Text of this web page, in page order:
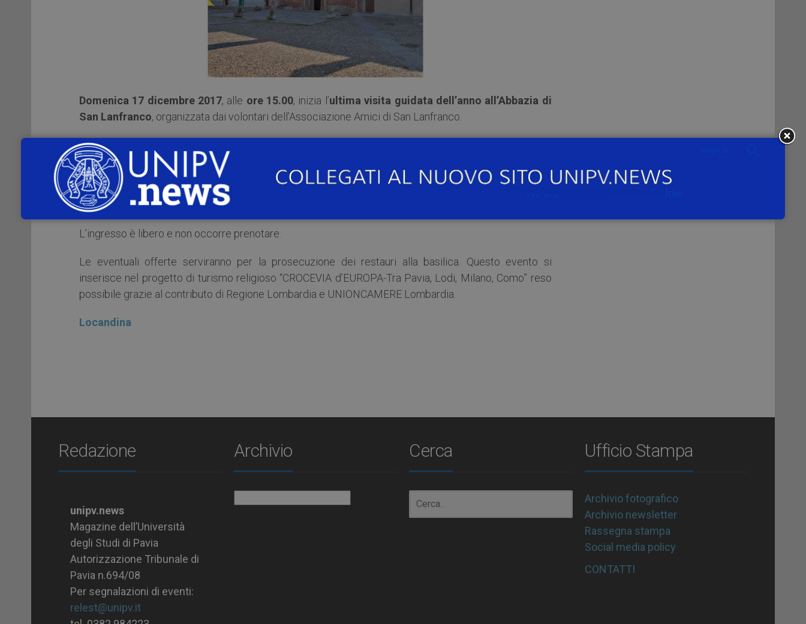
Domenica 17 dicembre 2017, alle ore 15.00, inizia l’ultima visita guidata dell’anno all’Abbazia di
San Lanfranco, organizzata dai volontari dell’Associazione Amici di San Lanfranco.
E sarà proprio un volontario a illustrare le bellezze storico-artistiche e la valenza culturale dell’Abbazia
Vallombrosana.
Si potrà visitare il Chiostro piccolo i cui lavori di restauro sono terminati l’anno scorso e che ora ospita
sale comuni e residenze per persone un difficoltà.
L’ingresso è libero e non occorre prenotare.
Le eventuali offerte serviranno per la prosecuzione dei restauri alla basilica. Questo evento si
inserisce nel progetto di turismo religioso “CROCEVIA d’EUROPA-Tra Pavia, Lodi, Milano, Como” reso
possibile grazie al contributo di Regione Lombardia e UNIONCAMERE Lombardia.
Locandina
Redazione
unipv.news
Magazine dell’Università
degli Studi di Pavia
Autorizzazione Tribunale di
Pavia n.694/08
Per segnalazioni di eventi:
relest@unipv.it
Archivio Cerca Ufficio Stampa
Archivio fotografico
Archivio newsletter
Rassegna stampa
Social media policy
CONTATTI